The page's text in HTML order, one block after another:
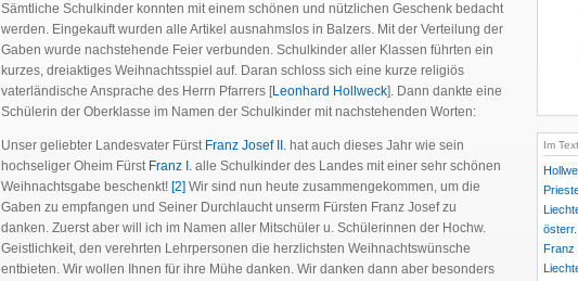
Sämtliche Schulkinder konnten mit einem schönen und nützlichen Geschenk bedacht
werden. Eingekauft wurden alle Artikel ausnahmslos in Balzers. Mit der Verteilung der
Gaben wurde nachstehende Feier verbunden. Schulkinder aller Klassen führten ein
kurzes, dreiaktiges Weihnachtsspiel auf. Daran schloss sich eine kurze religiös
vaterländische Ansprache des Herrn Pfarrers [Leonhard Hollweck]. Dann dankte eine
Schülerin der Oberklasse im Namen der Schulkinder mit nachstehenden Worten:
Unser geliebter Landesvater Fürst Franz Josef II. hat auch dieses Jahr wie sein
hochseliger Oheim Fürst Franz I. alle Schulkinder des Landes mit einer sehr schönen
Weihnachtsgabe beschenkt! [2] Wir sind nun heute zusammengekommen, um die
Gaben zu empfangen und Seiner Durchlaucht unserm Fürsten Franz Josef zu
danken. Zuerst aber will ich im Namen aller Mitschüler u. Schülerinnen der Hochw.
Geistlichkeit, den verehrten Lehrpersonen die herzlichsten Weihnachtswünsche
entbieten. Wir wollen Ihnen für ihre Mühe danken. Wir danken dann aber besonders
Im
Franz